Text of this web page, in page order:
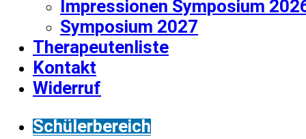
Impressionen Symposium
Symposium 2027
Therapeutenliste
Kontakt
Widerruf
Schülerbereich